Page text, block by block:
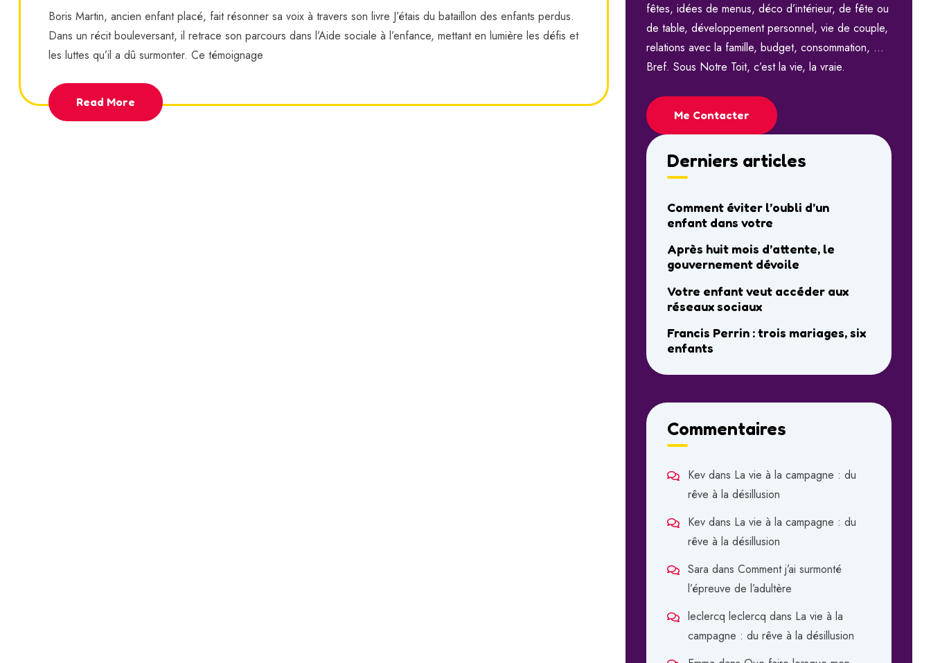
Boris Martin, ancien enfant placé, fait résonner sa voix à travers son livre J’étais du bataillon des enfants perdus.
Dans un récit bouleversant, il retrace son parcours dans l’Aide sociale à l’enfance, mettant en lumière les défis et
les luttes qu’il a dû surmonter. Ce témoignage
Read More
fêtes, idées de menus, déco d’intérieur, de fête ou
de table, développement personnel, vie de couple,
relations avec la famille, budget, consommation, …
Bref. Sous Notre Toit, c’est la vie, la vraie.
Me Contacter
Derniers articles
Comment éviter l’oubli d’un
enfant dans votre
Après huit mois d’attente, le
gouvernement dévoile
Votre enfant veut accéder aux
réseaux sociaux
Francis Perrin : trois mariages, six
enfants
Commentaires
Kev dans La vie à la campagne : du
rêve à la désillusion
Kev dans La vie à la campagne : du
rêve à la désillusion
Sara dans Comment j’ai surmonté
l’épreuve de l’adultère
leclercq leclercq dans La vie à la
campagne : du rêve à la désillusion